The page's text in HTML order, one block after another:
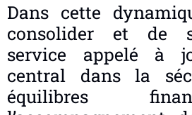
Dans cette
consolider et de
service appelé à
central dans la
équilibres